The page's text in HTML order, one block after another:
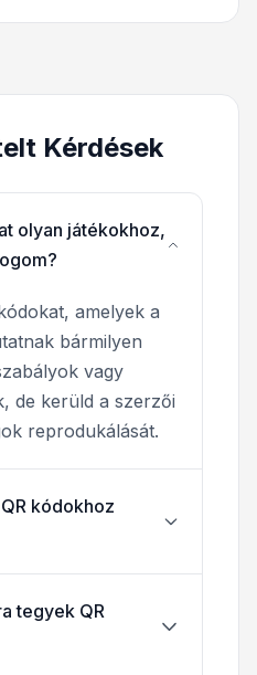
Kérdések
olyan játékokhoz,
amelyek a
bármilyen
vagy
de kerüld a szerzői
reprodukálását.
kódokhoz
tegyek QR